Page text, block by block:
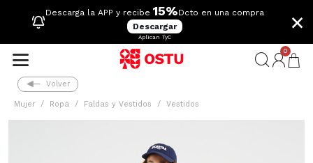
Descarga la APP y recibe 15%Dcto en una compra
Descargar
Aplican TyC
×
0
Volver
Mujer Ropa Faldas y Vestidos Vestidos